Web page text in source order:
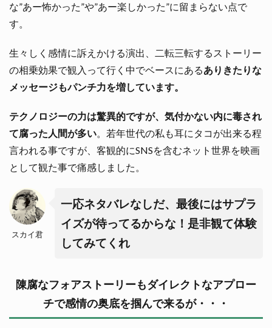
な”あー怖かった”や”あー楽しかった”に留まらない点で
す。
生々しく感情に訴えかける演出、二転三転するストーリー
の相乗効果で観入って行く中でベースにあるありきたりな
メッセージもパンチ力を増しています。
テクノロジーの力は驚異的ですが、気付かない内に毒され
て腐った人間が多い。若年世代の私も耳にタコが出来る程
言われる事ですが、客観的にSNSを含むネット世界を映画
として観た事で痛感しました。
スカイ君
一応ネタバレなしだ、最後にはサプラ
イズが待ってるからな！是非観て体験
してみてくれ
陳腐なフォアストーリーもダイレクトなアプロー
チで感情の奥底を掴んで来るが・・・